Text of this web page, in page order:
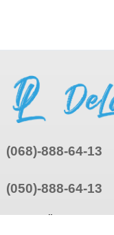
(068)-888-64-13
(050)-888-64-13